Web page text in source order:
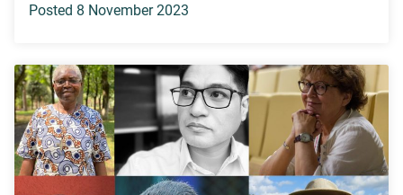
Posted 8 November 2023